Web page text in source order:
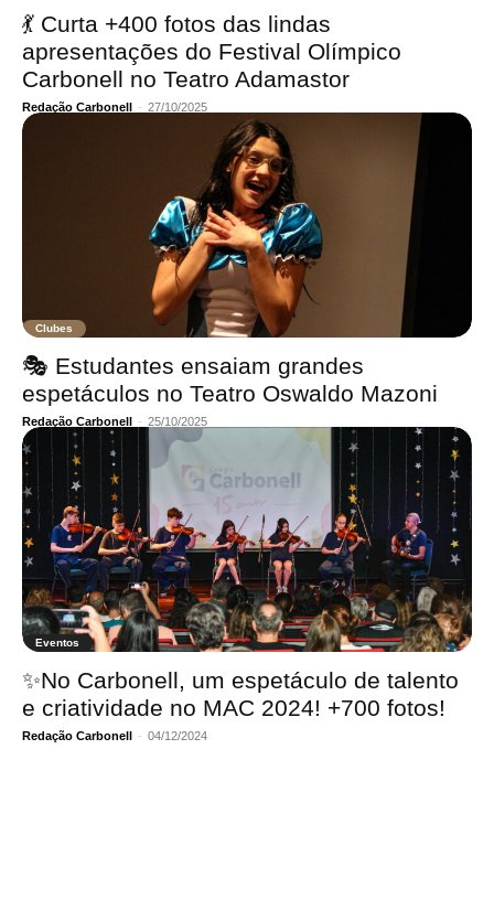
💃 Curta +400 fotos das lindas
apresentações do Festival Olímpico
Carbonell no Teatro Adamastor
Redação Carbonell - 27/10/2025
Clubes
🎭 Estudantes ensaiam grandes
espetáculos no Teatro Oswaldo Mazoni
Redação Carbonell - 25/10/2025
Eventos
✨No Carbonell, um espetáculo de talento
e criatividade no MAC 2024! +700 fotos!
Redação Carbonell - 04/12/2024